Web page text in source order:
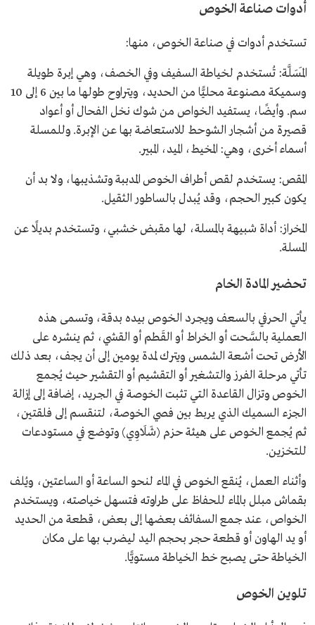
أدوات صناعة الخوص
تستخدم أدوات في صناعة الخوص، منها:
المَسَلَّة: تُستخدم لخياطة السفيف وفي الخصف، وهي إبرة طويلة
وسميكة مصنوعة محليًّا من الحديد، ويتراوح طولها ما بين 6 إلى 10
سم. وأيضًا، يستفيد الخواص من شوك نخل الفحال أو أعواد
قصيرة من أشجار الشوحط للاستعاضة بها عن الإبرة. وللمسلة
أسماء أخرى، وهي: المخيط، الميد، المبير.
المقص: يستخدم لقص أطراف الخوص المدببة وتشذيبها، ولا بد أن
يكون كبير الحجم، وقد يُبدل بالساطور الثقيل.
المخراز: أداة شبيهة بالمسلة، لها مقبض خشبي، وتستخدم بديلًا عن
المسلة.
تحضير المادة الخام
يأتي الحرفي بالسعف ويجرد الخوص بيده بدقة، وتسمى هذه
العملية بالسَّحت أو الخراط أو القَطم أو القشي، ثم ينشره على
الأرض تحت أشعة الشمس ويترك لمدة يومين إلى أن يجف، بعد ذلك
تأتي مرحلة الفرز والتشغير أو التقشيم أو التقشير حيث يُجمع
الخوص وتزال القاعدة التي تثبت الخوصة في الجريد، إضافة إلى إزالة
الجزء السميك الذي يربط بين فصي الخوصة، لتنقسم إلى فلقتين،
ثم يُجمع الخوص على هيئة حزم (شَلَاوِي) وتوضع في مستودعات
للتخزين.
وأثناء العمل، يُنقع الخوص في الماء لنحو الساعة أو الساعتين، ويُلف
بقماش مبلل بالماء للحفاظ على طراوته فتسهل خياصته، ويستخدم
الخواص، عند جمع السفائف بعضها إلى بعض، قطعة من الحديد
أو يد الهاون أو قطعة حجر بحجم اليد ليضرب بها على مكان
الخياطة حتى يصبح خط الخياطة مستويًّا.
تلوين الخوص